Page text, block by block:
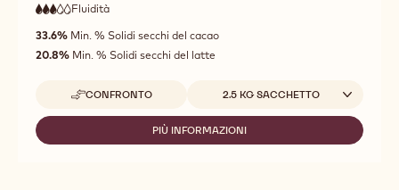
3
out
of
5
Fluidità
media
33.6% Min. % Solidi secchi del cacao
20.8% Min. % Solidi secchi del latte
CONFRONTO
-
823
Dimensioni disponibili
2.5 KG SACCHETTO
PIÙ INFORMAZIONI
-